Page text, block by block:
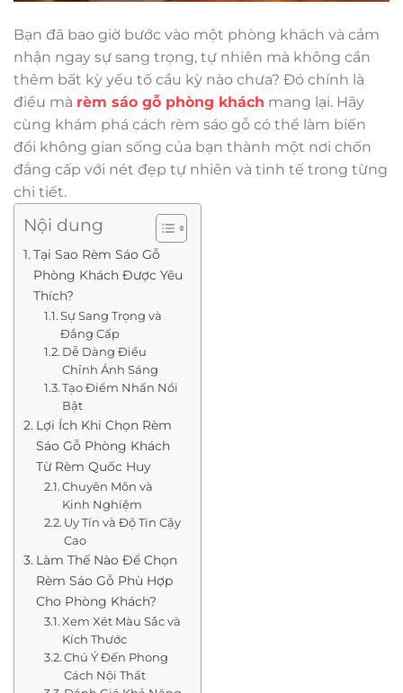
Bạn đã bao giờ bước vào một phòng khách và cảm
nhận ngay sự sang trọng, tự nhiên mà không cần
thêm bất kỳ yếu tố cầu kỳ nào chưa? Đó chính là
điều mà rèm sáo gỗ phòng khách mang lại. Hãy
cùng khám phá cách rèm sáo gỗ có thể làm biến
đổi không gian sống của bạn thành một nơi chốn
đẳng cấp với nét đẹp tự nhiên và tinh tế trong từng
chi tiết.
Nội dung
Tại Sao Rèm Sáo Gỗ
Phòng Khách Được Yêu
Thích?
Sự Sang Trọng và
Đẳng Cấp
Dễ Dàng Điều
Chỉnh Ánh Sáng
Tạo Điểm Nhấn Nổi
Bật
Lợi Ích Khi Chọn Rèm
Sáo Gỗ Phòng Khách
Từ Rèm Quốc Huy
Chuyên Môn và
Kinh Nghiệm
Uy Tín và Độ Tin Cậy
Cao
Làm Thế Nào Để Chọn
Rèm Sáo Gỗ Phù Hợp
Cho Phòng Khách?
Xem Xét Màu Sắc và
Kích Thước
Chú Ý Đến Phong
Cách Nội Thất